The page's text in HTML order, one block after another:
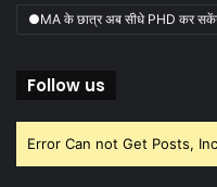
●MA के छात्र अब सीधे PHD कर
Follow us
Error Can not Get Posts,